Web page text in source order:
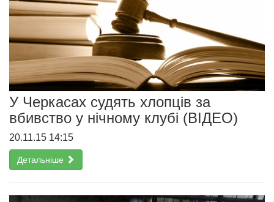
У Черкасах судять хлопців за
вбивство у нічному клубі (ВІДЕО)
20.11.15 14:15
Детальніше